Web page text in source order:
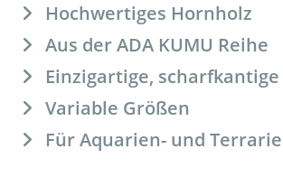
Hochwertiges Hornholz
Aus der ADA KUMU Reihe
Einzigartige,
Variable Größen
Für Aquarien- und